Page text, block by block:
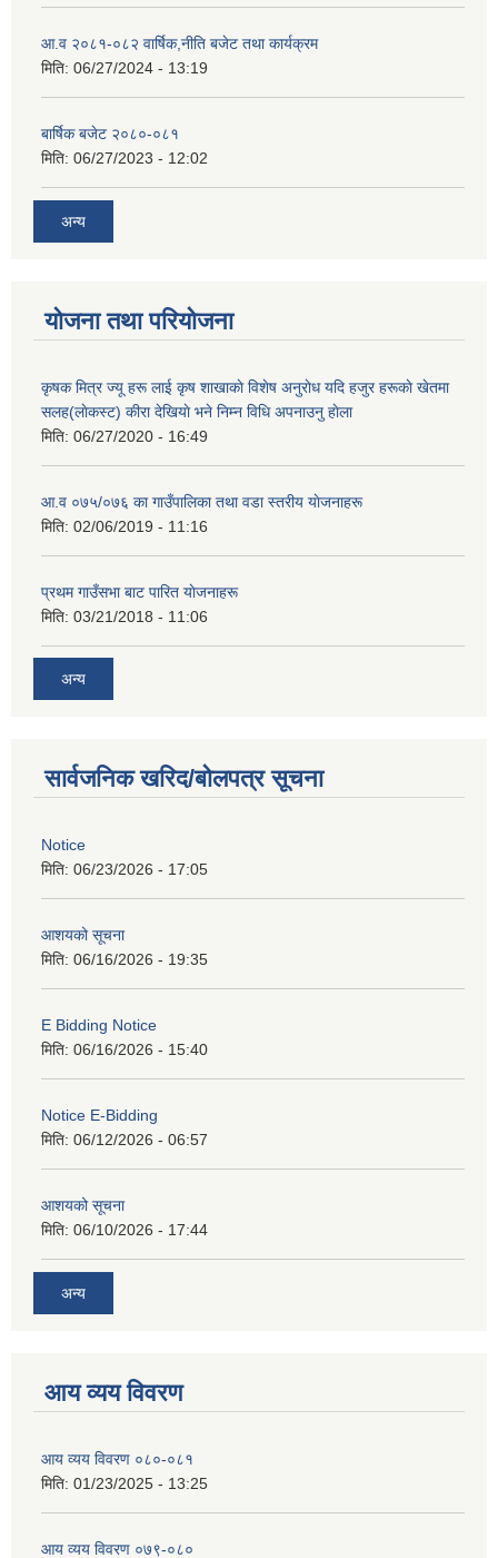
आ.व २०८१-०८२ वार्षिक,नीति बजेट तथा कार्यक्रम
मिति: 06/27/2024 - 13:19
बार्षिक बजेट २०८०-०८१
मिति: 06/27/2023 - 12:02
अन्य
योजना तथा परियोजना
कृषक मित्र ज्यू हरू लाई कृष शाखाकाे विशेष अनुराेध यदि हजुर हरूकाे खेतमा
सलह(लाेकस्ट) कीरा देखियाे भने निम्न विधि अपनाउनु हाेला
मिति: 06/27/2020 - 16:49
आ‍.व ०७५/०७६ का गाउँपालिका तथा वडा स्तरीय याेजनाहरू
मिति: 02/06/2019 - 11:16
प्रथम गाउँसभा बाट पारित याेजनाहरू
मिति: 03/21/2018 - 11:06
अन्य
सार्वजनिक खरिद/बोलपत्र सूचना
Notice
मिति: 06/23/2026 - 17:05
आशयको सूचना
मिति: 06/16/2026 - 19:35
E Bidding Notice
मिति: 06/16/2026 - 15:40
Notice E-Bidding
मिति: 06/12/2026 - 06:57
आशयको सूचना
मिति: 06/10/2026 - 17:44
अन्य
आय व्यय विवरण
आय व्यय विवरण ०८०-०८१
मिति: 01/23/2025 - 13:25
आय व्यय विवरण ०७९-०८०